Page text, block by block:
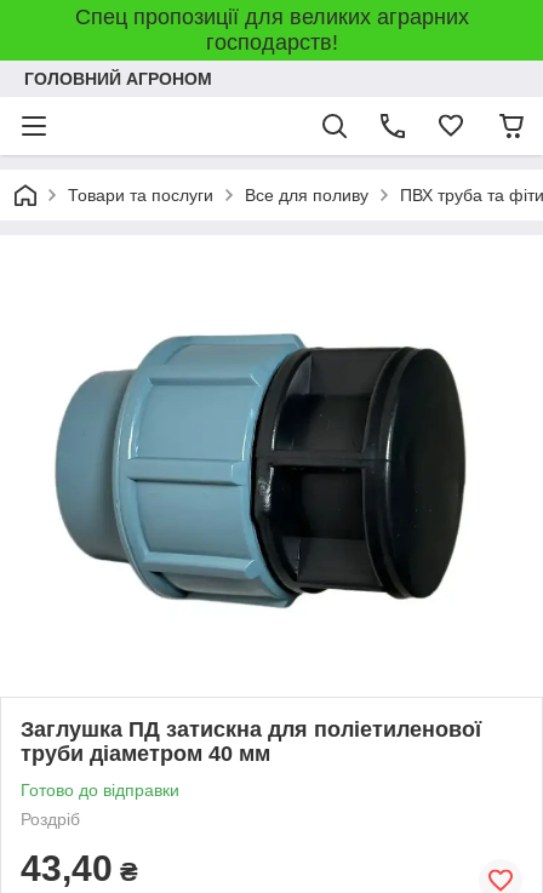
Спец пропозиції для великих аграрних
господарств!
ГОЛОВНИЙ АГРОНОМ
Товари та послуги Все для поливу ПВХ труба та
Заглушка ПД затискна для поліетиленової
труби діаметром 40 мм
Готово до відправки
Роздріб
43,40 ₴